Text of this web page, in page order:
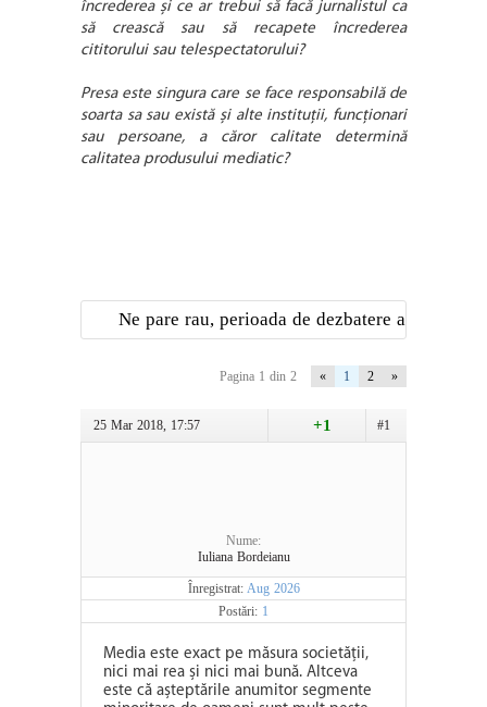
încrederea și ce ar trebui să facă jurnalistul ca
să crească sau să recapete încrederea
cititorului sau telespectatorului?
Presa este singura care se face responsabilă de
soarta sa sau există și alte instituții, funcționari
sau persoane, a căror calitate determină
calitatea produsului mediatic?
Ne pare rau, perioada de dezbatere a
Pagina 1 din 2 « 1 2 »
25 Mar 2018, 17:57 #1
+1
Nume:
Iuliana Bordeianu
Înregistrat: Aug 2026
Postări: 1
Media este exact pe măsura societății,
nici mai rea și nici mai bună. Altceva
este că așteptările anumitor segmente